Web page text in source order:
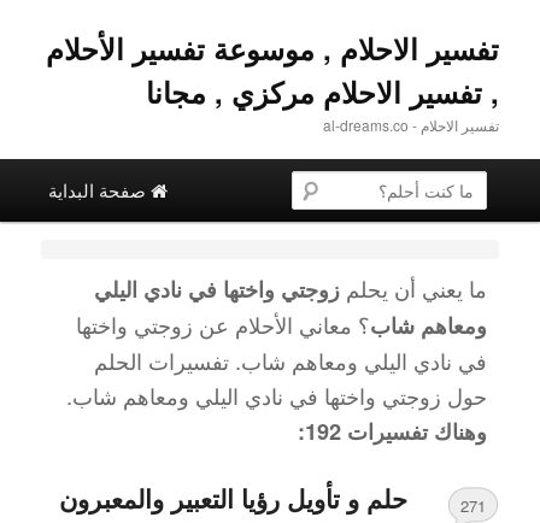
تفسير الاحلام , موسوعة تفسير الأحلام
, تفسير الاحلام مركزي , مجانا
تفسير الاحلام - al-dreams.co
القائمة الرئيسية
التخطي إلى المحتوى الأساسي
تخطي إلى المحتوى الثانوية صفحة البداية
البحث عن
ما يعني أن يحلمزوجتي واختها في نادي اليلي
ومعاهم شاب؟ معاني الأحلام عن زوجتي واختها
في نادي اليلي ومعاهم شاب. تفسيرات الحلم
حول زوجتي واختها في نادي اليلي ومعاهم شاب.
وهناك تفسيرات 192:
حلم و تأويل رؤيا التعبير والمعبرون
271